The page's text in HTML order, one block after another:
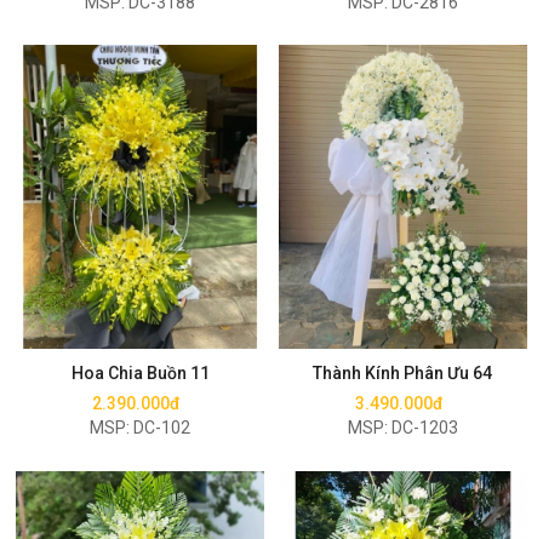
Hoa Chia Buồn 11
2.390.000đ
MSP: DC-102
Mua ngay
Thành Kính Phân Ưu 64
3.490.000đ
MSP: DC-1203
Mua ngay